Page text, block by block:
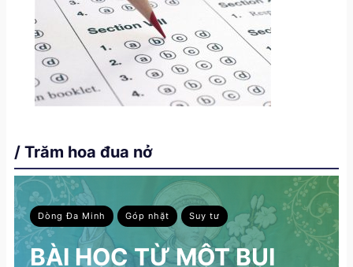
/ Trăm hoa đua nở
Dòng Đa Minh Góp nhặt Suy tư
BÀI HỌC TỪ MỘT BỤI